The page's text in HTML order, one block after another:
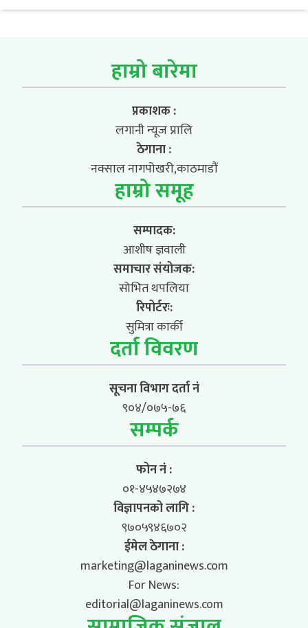
हाम्रो बारेमा
प्रकाशक :
लगानी न्यूज प्रालि
ठेगाना :
नक्साल नागपोखरी,काठमाडौं
हाम्रो समूह
सम्पादक:
आशीष ज्ञवाली
समाचार संयोजक:
सोभित थपलिया
रिपोर्टरः:
सुमित्रा कार्की
दर्ता विवरण
सूचना विभाग दर्ता नं
९०४/०७५-७६
सम्पर्क
फोन नं :
०१-४५४७२७४
विज्ञापनको लागि :
९७०५९४६७०२
ईमेल ठेगाना :
marketing@laganinews.com
For News:
editorial@laganinews.com